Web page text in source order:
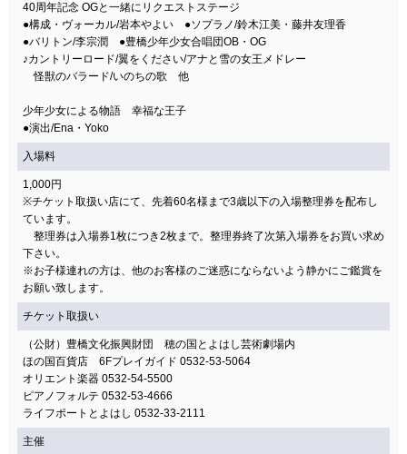
40周年記念 OGと一緒にリクエストステージ
●構成・ヴォーカル/岩本やよい ●ソプラノ/鈴木江美・藤井友理香
●バリトン/李宗潤 ●豊橋少年少女合唱団OB・OG
♪カントリーロード/翼をください/アナと雪の女王メドレー
怪獣のバラード/いのちの歌 他
少年少女による物語 幸福な王子
●演出/Ena・Yoko
入場料
1,000円
※チケット取扱い店にて、先着60名様まで3歳以下の入場整理券を配布し
ています。
整理券は入場券1枚につき2枚まで。整理券終了次第入場券をお買い求め
下さい。
※お子様連れの方は、他のお客様のご迷惑にならないよう静かにご鑑賞を
お願い致します。
チケット取扱い
（公財）豊橋文化振興財団 穂の国とよはし芸術劇場内
ほの国百貨店 6Fプレイガイド 0532-53-5064
オリエント楽器 0532-54-5500
ピアノフォルテ 0532-53-4666
ライフポートとよはし 0532-33-2111
主催